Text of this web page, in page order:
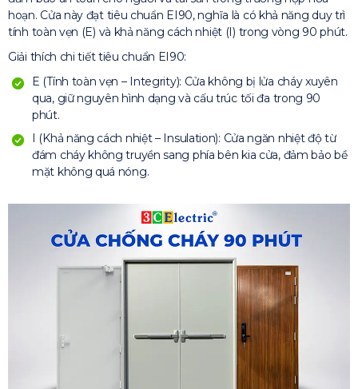
hoạn. Cửa này đạt tiêu chuẩn EI90, nghĩa là có khả năng duy trì
tính toàn vẹn (E) và khả năng cách nhiệt (I) trong vòng 90 phút.
Giải thích chi tiết tiêu chuẩn EI90:
E (Tính toàn vẹn – Integrity): Cửa không bị lửa cháy xuyên
qua, giữ nguyên hình dạng và cấu trúc tối đa trong 90
phút.
I (Khả năng cách nhiệt – Insulation): Cửa ngăn nhiệt độ từ
đám cháy không truyền sang phía bên kia cửa, đảm bảo bề
mặt không quá nóng.